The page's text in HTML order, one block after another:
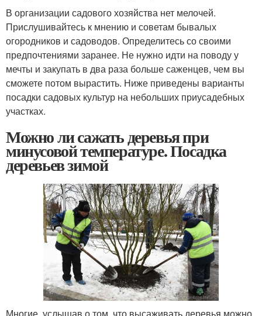
В организации садового хозяйства нет мелочей.
Прислушивайтесь к мнению и советам бывалых
огородников и садоводов. Определитесь со своими
предпочтениями заранее. Не нужно идти на поводу у
мечты и закупать в два раза больше саженцев, чем вы
сможете потом вырастить. Ниже приведены варианты
посадки садовых культур на небольших приусадебных
участках.
Можно ли сажать деревья при
минусовой температуре. Посадка
деревьев зимой
Многие, услышав о том, что высаживать деревья можно